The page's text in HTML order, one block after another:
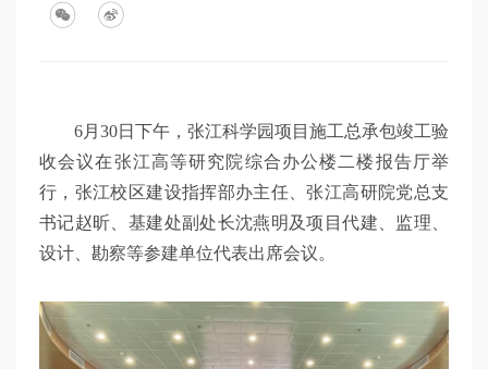
6月30日下午，张江科学园项目施工总承包竣工验
收会议在张江高等研究院综合办公楼二楼报告厅举
行，张江校区建设指挥部办主任、张江高研院党总支
书记赵昕、基建处副处长沈燕明及项目代建、监理、
设计、勘察等参建单位代表出席会议。